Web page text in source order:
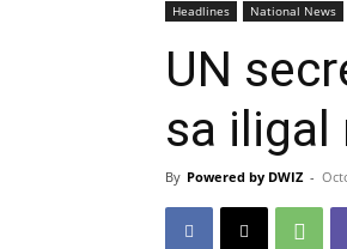
Headlines National News
UN
sa iligal
By Powered by DWIZ -